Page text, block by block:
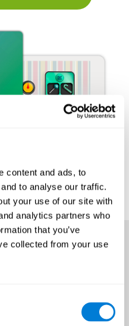
content and ads, to
to analyse our traffic.
your use of our site with
analytics partners who
that you’ve
collected from your use